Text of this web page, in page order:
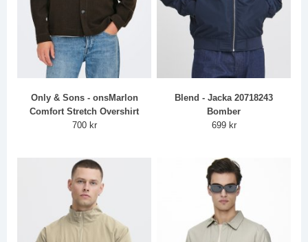
Only & Sons - onsMarlon
Comfort Stretch Overshirt
700 kr
Blend - Jacka 20718243
Bomber
699 kr